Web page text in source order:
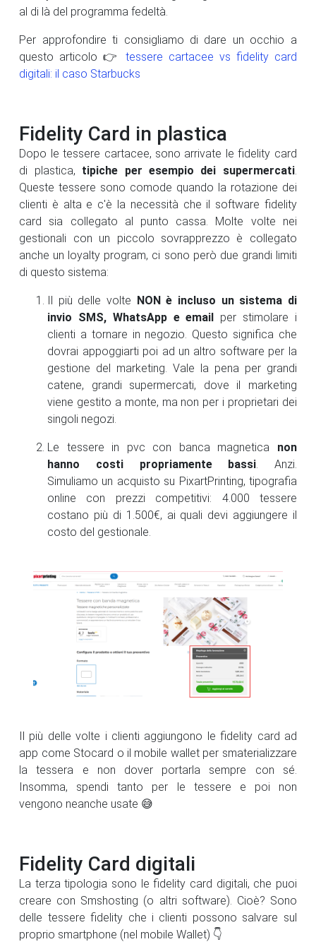
al di là del programma fedeltà.
Per approfondire ti consigliamo di dare un occhio a
questo articolo 👉 tessere cartacee vs fidelity card
digitali: il caso Starbucks
Fidelity Card in plastica
Dopo le tessere cartacee, sono arrivate le fidelity card
di plastica, tipiche per esempio dei supermercati.
Queste tessere sono comode quando la rotazione dei
clienti è alta e c'è la necessità che il software fidelity
card sia collegato al punto cassa. Molte volte nei
gestionali con un piccolo sovrapprezzo è collegato
anche un loyalty program, ci sono però due grandi limiti
di questo sistema:
Il più delle volte NON è incluso un sistema di
invio SMS, WhatsApp e email per stimolare i
clienti a tornare in negozio. Questo significa che
dovrai appoggiarti poi ad un altro software per la
gestione del marketing. Vale la pena per grandi
catene, grandi supermercati, dove il marketing
viene gestito a monte, ma non per i proprietari dei
singoli negozi.
Le tessere in pvc con banca magnetica non
hanno costi propriamente bassi . Anzi.
Simuliamo un acquisto su PixartPrinting, tipografia
online con prezzi competitivi: 4.000 tessere
costano più di 1.500€, ai quali devi aggiungere il
costo del gestionale.
Il più delle volte i clienti aggiungono le fidelity card ad
app come Stocard o il mobile wallet per smaterializzare
la tessera e non dover portarla sempre con sé.
Insomma, spendi tanto per le tessere e poi non
vengono neanche usate 😅
Fidelity Card digitali
La terza tipologia sono le fidelity card digitali, che puoi
creare con Smshosting (o altri software). Cioè? Sono
delle tessere fidelity che i clienti possono salvare sul
proprio smartphone (nel mobile Wallet) 👇